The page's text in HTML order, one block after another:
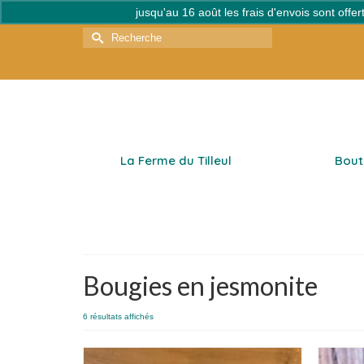
jusqu'au 16 août les frais d'envois sont
Rechercher :
La Ferme du Tilleul
Bougies en jesmonite
6 résultats affichésTrié